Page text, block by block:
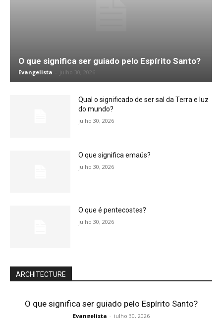
O que significa ser guiado pelo Espírito Santo?
Evangelista - julho 30, 2026
Qual o significado de ser sal da Terra e luz
do mundo?
julho 30, 2026
O que significa emaús?
julho 30, 2026
O que é pentecostes?
julho 30, 2026
ARCHITECTURE
O que significa ser guiado pelo Espírito Santo?
Evangelista - julho 30, 2026